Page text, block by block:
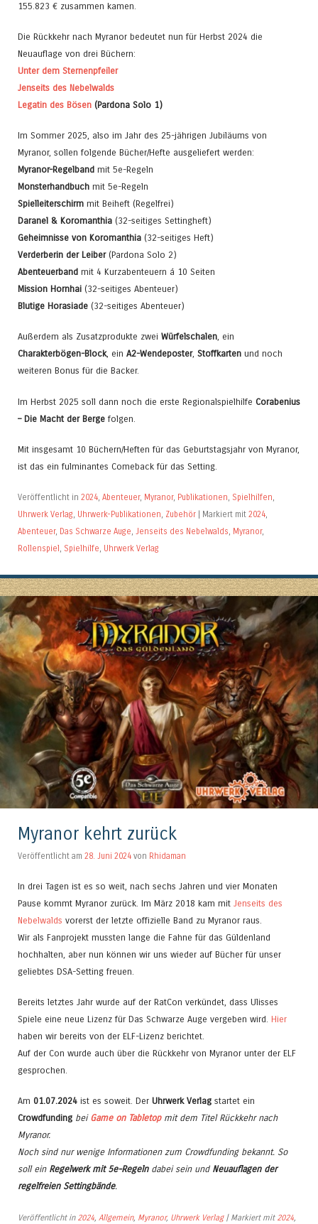
155.823 € zusammen kamen.
Die Rückkehr nach Myranor bedeutet nun für Herbst 2024 die
Neuauflage von drei Büchern:
Unter dem Sternenpfeiler
Jenseits des Nebelwalds
Legatin des Bösen (Pardona Solo 1)
Im Sommer 2025, also im Jahr des 25-jährigen Jubiläums von
Myranor, sollen folgende Bücher/Hefte ausgeliefert werden:
Myranor-Regelband mit 5e-Regeln
Monsterhandbuch mit 5e-Regeln
Spielleiterschirm mit Beiheft (Regelfrei)
Daranel & Koromanthia (32-seitiges Settingheft)
Geheimnisse von Koromanthia (32-seitiges Heft)
Verderberin der Leiber(Pardona Solo 2)
Abenteuerband mit 4 Kurzabenteuern á 10 Seiten
Mission Hornhai (32-seitiges Abenteuer)
Blutige Horasiade (32-seitiges Abenteuer)
Außerdem als Zusatzprodukte zwei Würfelschalen, ein
Charakterbögen-Block, ein A2-Wendeposter, Stoffkarten und noch
weiteren Bonus für die Backer.
Im Herbst 2025 soll dann noch die erste Regionalspielhilfe Corabenius
– Die Macht der Berge folgen.
Mit insgesamt 10 Büchern/Heften für das Geburtstagsjahr von Myranor,
ist das ein fulminantes Comeback für das Setting.
Veröffentlicht in 2024, Abenteuer, Myranor, Publikationen, Spielhilfen,
Uhrwerk Verlag, Uhrwerk-Publikationen, Zubehör Markiert mit 2024,
Abenteuer, Das Schwarze Auge, Jenseits des Nebelwalds, Myranor,
Rollenspiel , Spielhilfe, Uhrwerk Verlag
Myranor kehrt zurück
Veröffentlicht am 28. Juni 2024 von Rhidaman
In drei Tagen ist es so weit, nach sechs Jahren und vier Monaten
Pause kommt Myranor zurück. Im März 2018 kam mit Jenseits des
Nebelwalds vorerst der letzte offizielle Band zu Myranor raus.
Wir als Fanprojekt mussten lange die Fahne für das Güldenland
hochhalten, aber nun können wir uns wieder auf Bücher für unser
geliebtes DSA-Setting freuen.
Bereits letztes Jahr wurde auf der RatCon verkündet, dass Ulisses
Spiele eine neue Lizenz für Das Schwarze Auge vergeben wird. Hier
haben wir bereits von der ELF-Lizenz berichtet.
Auf der Con wurde auch über die Rückkehr von Myranor unter der ELF
gesprochen.
Am 01.07.2024 ist es soweit. Der Uhrwerk Verlag startet ein
Crowdfunding bei Game on Tabletopmit dem Titel Rückkehr nach
Myranor.
Noch sind nur wenige Informationen zum Crowdfunding bekannt. So
soll ein Regelwerk mit 5e-Regelndabei sein und Neuauflagen der
regelfreien Settingbände.
Veröffentlicht in 2024 Allgemein, Myranor, Uhrwerk Verlag | Markiert mit 2024